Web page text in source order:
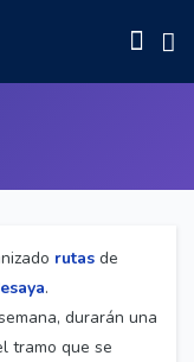
por Saja-
rutas de
.
durarán una
tramo que se